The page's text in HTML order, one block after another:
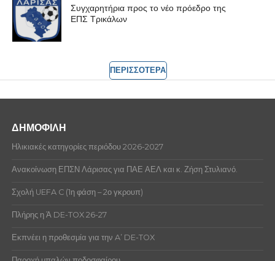
Συγχαρητήρια προς το νέο πρόεδρο της
ΕΠΣ Τρικάλων
ΠΕΡΙΣΣΟΤΕΡΑ
ΔΗΜΟΦΙΛΗ
Ηλικιακές κατηγορίες περιόδου 2026-2027
Ανακοίνωση ΕΠΣΝ Λάρισας για ΠΑΕ ΑΕΛ και κ. Ζήση Στυλιανό.
Σχολή UEFA C (1η φάση – 2ο γκρουπ)
Πλήρης η Ά DE-TOX 26-27
Εκπνέει η προθεσμία για την A’ DE-TOX